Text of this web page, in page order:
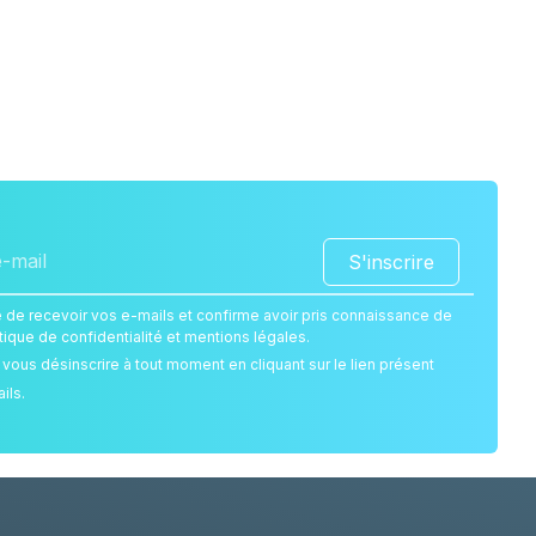
S'inscrire
de recevoir vos e-mails et confirme avoir pris connaissance de
de confidentialité et mentions légales.
désinscrire à tout moment en cliquant sur le lien présent